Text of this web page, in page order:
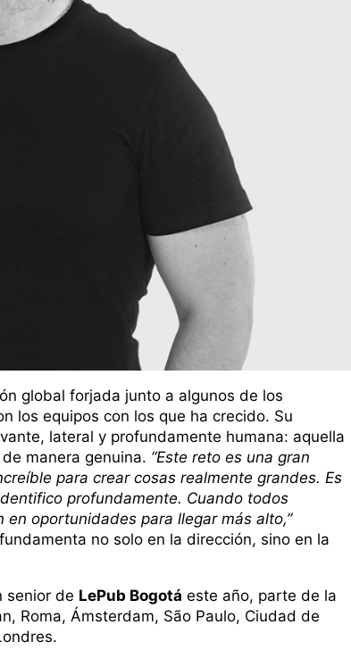
global forjada junto a algunos de los
los equipos con los que ha crecido. Su
lateral y profundamente humana: aquella
manera genuina. “Este reto es una gran
para crear cosas realmente grandes. Es
profundamente. Cuando todos
oportunidades para llegar más alto,”
no solo en la dirección, sino en la
senior de LePub Bogotá este año, parte de la
Roma, Ámsterdam, São Paulo, Ciudad de